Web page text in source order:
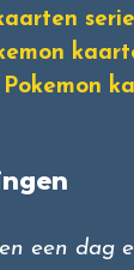
een dag